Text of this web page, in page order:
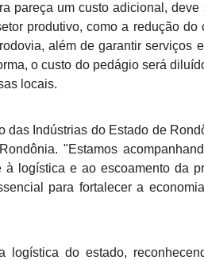
pareça um custo adicional,
produtivo, como a redução
além de garantir
o custo do pedágio será
locais.
das Indústrias do Estado de
"Estamos
logística e ao escoamento da
para fortalecer a
logística do estado,